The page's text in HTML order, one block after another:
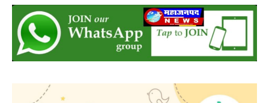
उत्पादन बढ़ाने तथा कृषि में नवीन तकनीकों को अपनाने के लिए
प्रेरित किया जा रहा है।